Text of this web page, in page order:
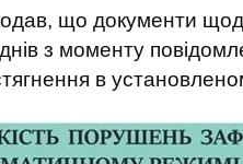
що документи
з моменту
в